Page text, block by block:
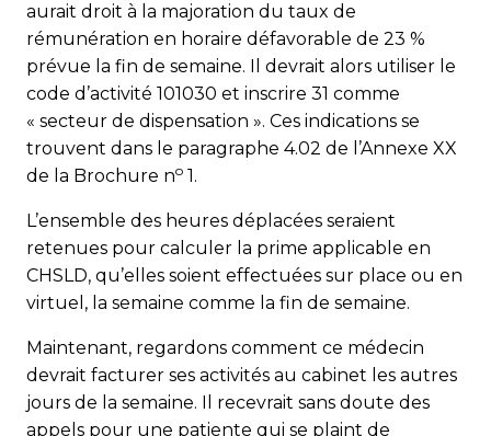
aurait droit à la majoration du taux de
rémunération en horaire défavorable de 23 %
prévue la fin de semaine. Il devrait alors utiliser le
code d’activité 101030 et inscrire 31 comme
« secteur de dispensation ». Ces indications se
trouvent dans le paragraphe 4.02 de l’Annexe XX
de la Brochure no 1.
L’ensemble des heures déplacées seraient
retenues pour calculer la prime applicable en
CHSLD, qu’elles soient effectuées sur place ou en
virtuel, la semaine comme la fin de semaine.
Maintenant, regardons comment ce médecin
devrait facturer ses activités au cabinet les autres
jours de la semaine. Il recevrait sans doute des
appels pour une patiente qui se plaint de